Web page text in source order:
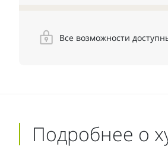
Все возможности
Подробнее о